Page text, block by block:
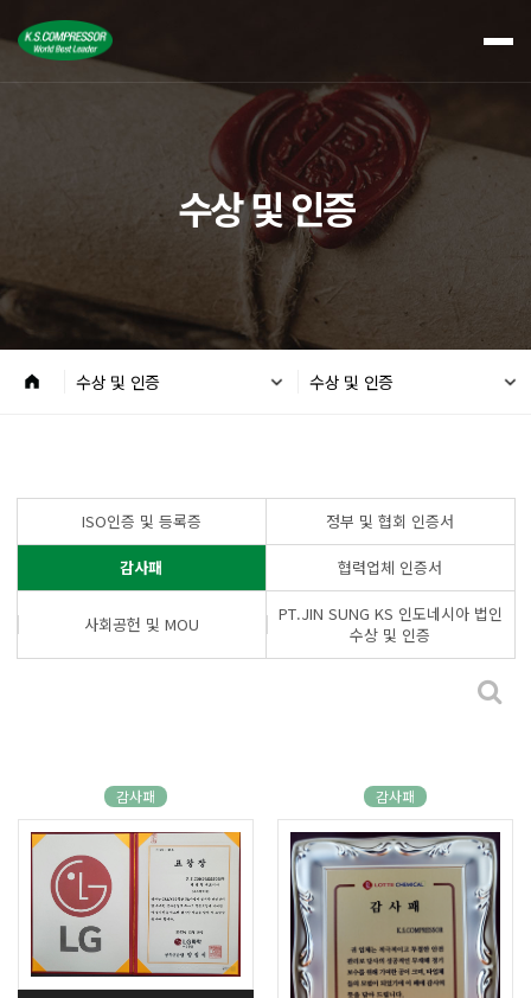
수상 및 인증
수상 및 인증 수상 및 인증
ISO인증 및 등록증 정부 및 협회 인증서
감사패 협력업체 인증서
사회공헌 및 MOU
PT.JIN SUNG KS 인도네시아 법인
수상 및 인증
감사패 감사패